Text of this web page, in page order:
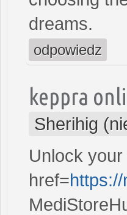
dreams.
odpowiedz
keppra
Sherihig
Unlock
href=